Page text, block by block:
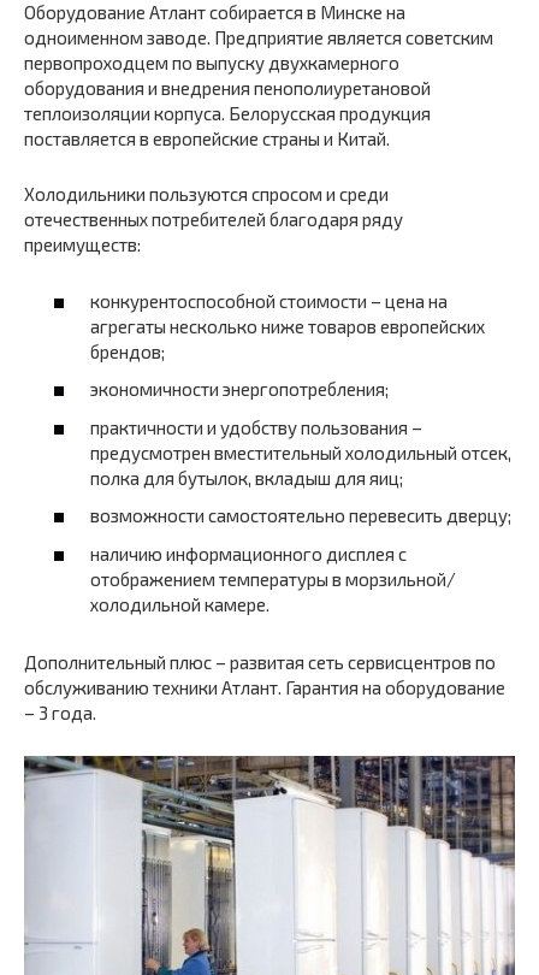
Оборудование Атлант собирается в Минске на
одноименном заводе. Предприятие является советским
первопроходцем по выпуску двухкамерного
оборудования и внедрения пенополиуретановой
теплоизоляции корпуса. Белорусская продукция
поставляется в европейские страны и Китай.
Холодильники пользуются спросом и среди
отечественных потребителей благодаря ряду
преимуществ:
конкурентоспособной стоимости – цена на
агрегаты несколько ниже товаров европейских
брендов;
экономичности энергопотребления;
практичности и удобству пользования –
предусмотрен вместительный холодильный отсек,
полка для бутылок, вкладыш для яиц;
возможности самостоятельно перевесить дверцу;
наличию информационного дисплея с
отображением температуры в морзильной/
холодильной камере.
Дополнительный плюс – развитая сеть сервисцентров по
обслуживанию техники Атлант. Гарантия на оборудование
– 3 года.